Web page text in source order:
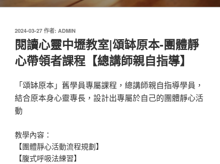
發
佈
於
2024-03-27 作者: ADMIN
閱讀心靈中壢教室|頌缽原本-團體靜
心帶領者課程【總講師親自指導】
「頌缽原本」舊學員專屬課程，總講師親自指導學員，
結合原本身心靈專長，設計出專屬於自己的團體靜心活
動
教學內容：
【團體靜心活動流程規劃】
【腹式呼吸法練習】